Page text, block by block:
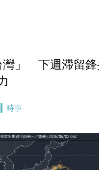
灣」 下週滯留鋒
時事